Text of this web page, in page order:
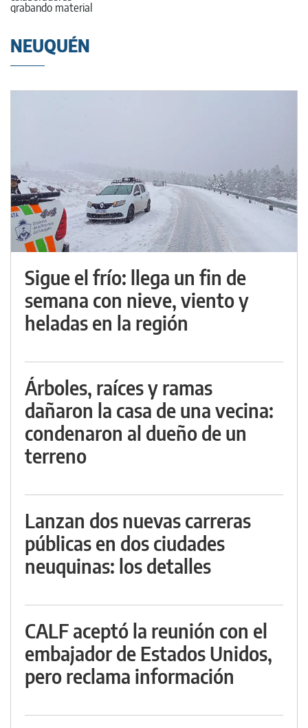
NEUQUÉN
Sigue el frío: llega un fin de
semana con nieve, viento y
heladas en la región
Árboles, raíces y ramas
dañaron la casa de una vecina:
condenaron al dueño de un
terreno
Lanzan dos nuevas carreras
públicas en dos ciudades
neuquinas: los detalles
CALF aceptó la reunión con el
embajador de Estados Unidos,
pero reclama información